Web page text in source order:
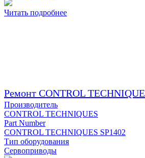
Читать подробнее
Ремонт CONTROL
Производитель
CONTROL TECHNIQUES
Part Number
CONTROL TECHNIQUES SP1402
Тип оборудования
Сервоприводы